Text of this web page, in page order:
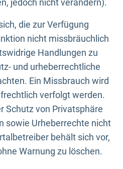
jedoch nicht verändern).
die zur Verfügung
nicht missbräuchlich
Handlungen zu
und urheberrechtliche
Ein Missbrauch wird
verfolgt werden.
Schutz von Privatsphäre
sowie Urheberrechte nicht
behält sich vor,
Warnung zu löschen.